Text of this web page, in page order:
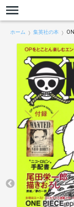
ホーム 集英社の本